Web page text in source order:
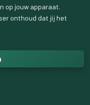
op jouw apparaat.
onthoud dat jij het